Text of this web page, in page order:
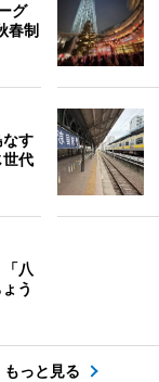
グ
春制
す
代
八
う
もっと見る